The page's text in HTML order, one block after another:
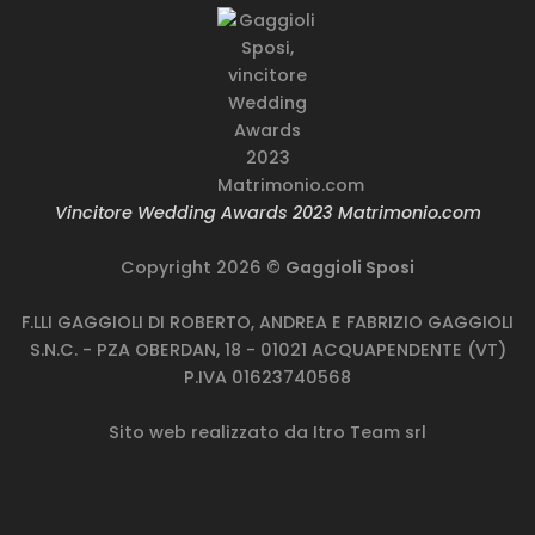
Vincitore Wedding Awards 2023 Matrimonio.com
Copyright 2026 © Gaggioli Sposi
F.LLI GAGGIOLI DI ROBERTO, ANDREA E FABRIZIO GAGGIOLI
S.N.C. - PZA OBERDAN, 18 - 01021 ACQUAPENDENTE (VT)
P.IVA 01623740568
Sito web realizzato da Itro Team srl